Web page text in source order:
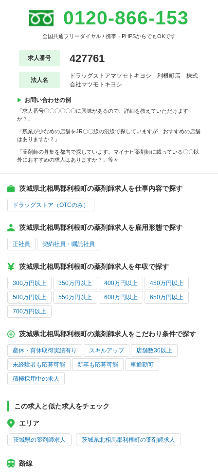
0120-866-153
全国共通フリーダイヤル / 携帯・PHPSからでもOKです
求人番号 427761
法人名
ドラッグストアマツモトキヨシ 利根町店 株式
会社マツモトキヨシ
お問い合わせの例
「求人番号〇〇〇〇〇〇に興味があるので、詳細を教えていただけます
か？」
「残業が少なめの店舗をJR〇〇線の沿線で探していますが、おすすめの店舗
はありますか？」
「薬剤師の募集を都内で探しています。マイナビ薬剤師に載っている〇〇以
外におすすめの求人はありますか？」等々
茨城県北相馬郡利根町の薬剤師求人を仕事内容で探す
ドラッグストア（OTCのみ）
茨城県北相馬郡利根町の薬剤師求人を雇用形態で探す
正社員 契約社員・嘱託社員
茨城県北相馬郡利根町の薬剤師求人を年収で探す
300万円以上 350万円以上 400万円以上 450万円以上
500万円以上 550万円以上 600万円以上 650万円以上
700万円以上
茨城県北相馬郡利根町の薬剤師求人をこだわり条件で探す
産休・育休取得実績有り スキルアップ 店舗数30以上
未経験者も応募可能 新卒も応募可能 車通勤可
積極採用中の求人
この求人と似た求人をチェック
エリア
茨城県の薬剤師求人 茨城県北相馬郡利根町の薬剤師求人
路線